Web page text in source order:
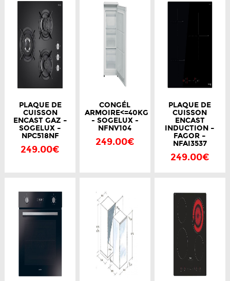
PLAQUE DE
CUISSON
ENCAST GAZ –
SOGELUX –
NPC518NF
249.00€
CONGÉL
ARMOIRE<=40KG
- SOGELUX -
NFNV104
249.00€
PLAQUE DE
CUISSON
ENCAST
INDUCTION –
FAGOR –
NFAI3537
249.00€